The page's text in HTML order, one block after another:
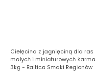
Cielęcina z jagnięciną dla ras
małych i miniaturowych karma
3kg - Baltica Smaki Regionów